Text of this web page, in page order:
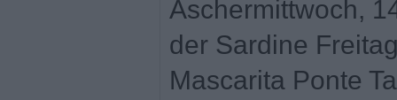
Aschermittwoch,
der Sardine
Mascarita Ponte